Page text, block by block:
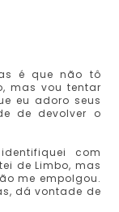
é que não tô
mas vou tentar
eu adoro seus
de devolver o
com
de Limbo, mas
me empolgou.
dá vontade de